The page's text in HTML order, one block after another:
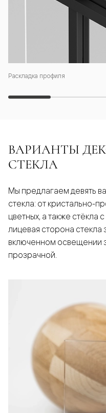
Раскладка профиля
ВАРИАНТЫ
СТЕКЛА
Мы предлагаем девять
стекла: от кристально-
цветных, а также стёкла
лицевая сторона стекла
включенном освещении
прозрачной.